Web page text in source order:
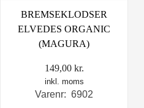
BREMSEKLODSER
ELVEDES ORGANIC
(MAGURA)
149,00 kr.
inkl. moms
Varenr: 6902